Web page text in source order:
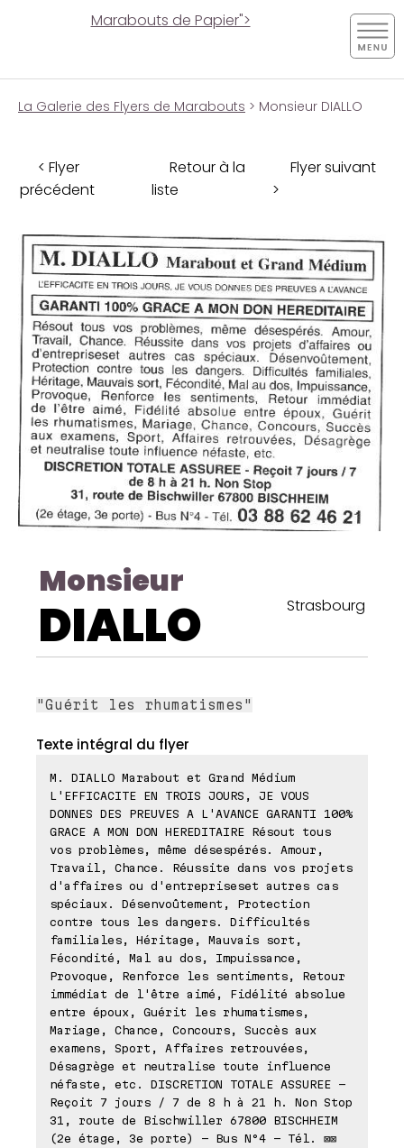
Marabouts de Papier">
La Galerie des Flyers de Marabouts > Monsieur DIALLO
< Flyer
précédent
Retour à la
liste
Flyer suivant
>
Monsieur
DIALLO Strasbourg
"Guérit les rhumatismes"
Texte intégral du flyer
M. DIALLO Marabout et Grand Médium
L'EFFICACITE EN TROIS JOURS, JE VOUS
DONNES DES PREUVES A L'AVANCE GARANTI 100%
GRACE A MON DON HEREDITAIRE Résout tous
vos problèmes, même désespérés. Amour,
Travail, Chance. Réussite dans vos projets
d'affaires ou d'entrepriseset autres cas
spéciaux. Désenvoûtement, Protection
contre tous les dangers. Difficultés
familiales, Héritage, Mauvais sort,
Fécondité, Mal au dos, Impuissance,
Provoque, Renforce les sentiments, Retour
immédiat de l'être aimé, Fidélité absolue
entre époux, Guérit les rhumatismes,
Mariage, Chance, Concours, Succès aux
examens, Sport, Affaires retrouvées,
Désagrège et neutralise toute influence
néfaste, etc. DISCRETION TOTALE ASSUREE -
Reçoit 7 jours / 7 de 8 h à 21 h. Non Stop
31, route de Bischwiller 67800 BISCHHEIM
(2e étage, 3e porte) - Bus N°4 - Tél. ⊠⊠